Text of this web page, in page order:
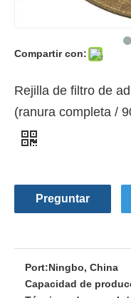
Compartir con:
Rejilla de filtro de
(ranura completa /
Preguntar
Port:Ningbo, China
Capacidad de